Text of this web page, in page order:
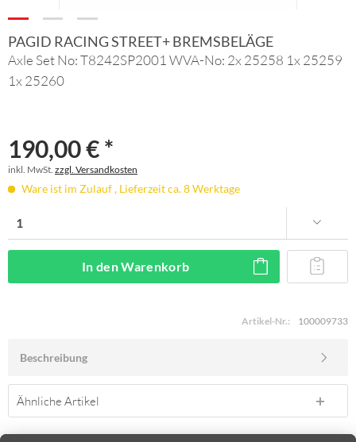
PAGID RACING STREET+ BREMSBELÄGE
Axle Set No: T8242SP2001 WVA-No: 2x 25258 1x 25259
1x 25260
190,00 € *
inkl. MwSt. zzgl. Versandkosten
Ware ist im Zulauf , Lieferzeit ca. 8 Werktage
In denWarenkorb
Artikel-Nr.: 100009733
Beschreibung
Ähnliche Artikel